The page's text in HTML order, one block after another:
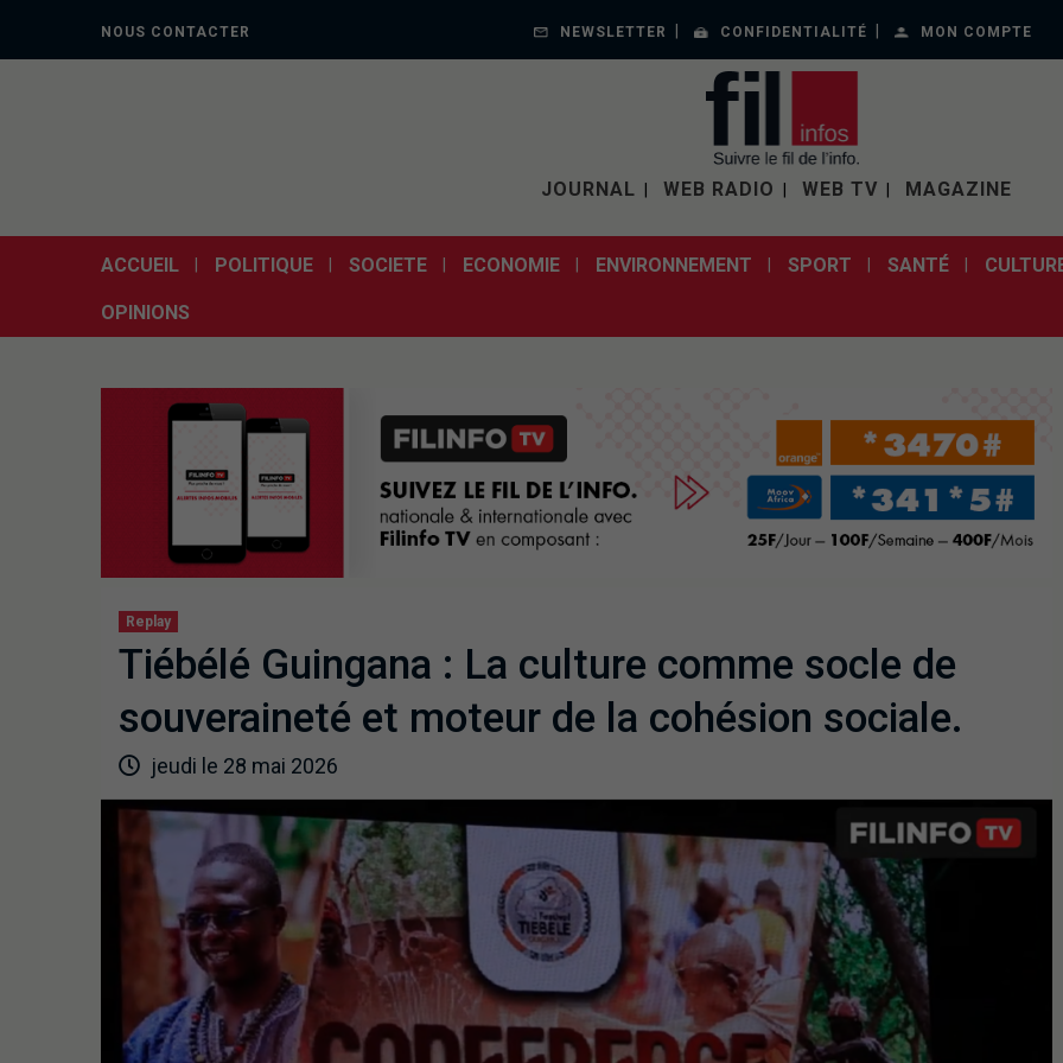
NOUS CONTACTER NEWSLETTER CONFIDENTIALITÉ MON COMPTE
JOURNAL WEB RADIO WEB TV MAGAZINE
ACCUEIL POLITIQUE SOCIETE ECONOMIE ENVIRONNEMENT SPORT SANTÉ
OPINIONS
Replay
Tiébélé Guingana : La culture comme socle de
souveraineté et moteur de la cohésion sociale.
jeudi le 28 mai 2026